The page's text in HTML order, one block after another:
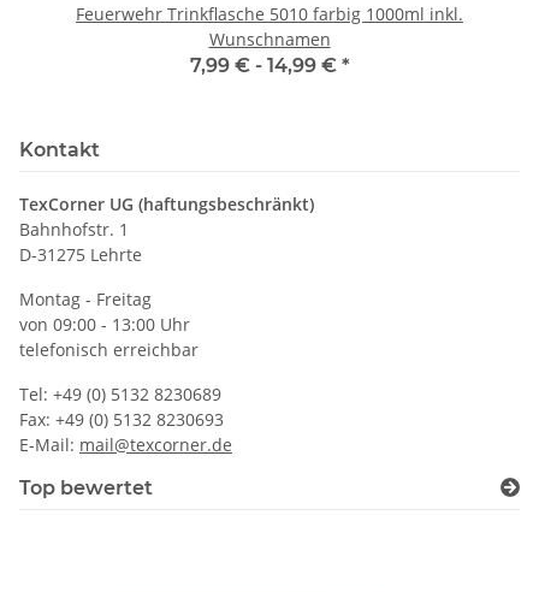
Feuerwehr Trinkflasche 5010 farbig 1000ml inkl.
Wunschnamen
7,99 € - 14,99 € *
Kontakt
TexCorner UG (haftungsbeschränkt)
Bahnhofstr. 1
D-31275 Lehrte
Montag - Freitag
von 09:00 - 13:00 Uhr
telefonisch erreichbar
Tel: +49 (0) 5132 8230689
Fax: +49 (0) 5132 8230693
E-Mail: mail@texcorner.de
Top bewertet